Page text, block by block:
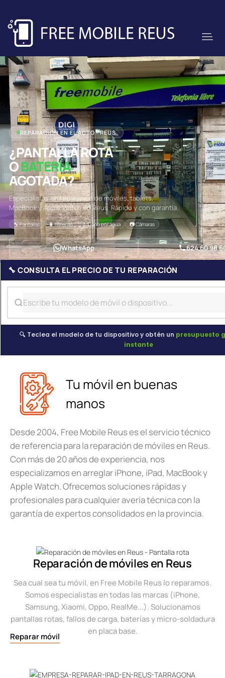
REPARACIÓN EN EL ACTO · REUS
¿PANTALLA ROTA
OBATERÍA
AGOTADA?
Especialistas en reparación de móviles, tablets,
MacBook y Apple Watch en Reus. Rápido y con garantía.
🔧 Pantallas 🔋 Baterías 💧 Daño por agua 📷 Cámaras
WhatsApp 624 60 98
🔧 CONSULTA EL PRECIO DE TU REPARACIÓN
🔍 Teclea el modelo de tu dispositivo y obtén un presupuesto
instante
Tu móvil en buenas
manos
Desde 2004, Free Mobile Reus es el servicio técnico
de referencia para la reparación de móviles en Reus.
Con más de 20 años de experiencia, nos
especializamos en arreglar iPhone, iPad, MacBook y
Apple Watch. Ofrecemos soluciones rápidas y
profesionales para cualquier avería técnica con la
garantía de expertos consolidados en la provincia.
Reparación de móviles en Reus
Sea cual sea tu móvil, en Free Mobile Reus lo reparamos.
Somos especialistas en todas las marcas (iPhone,
Samsung, Xiaomi, Oppo, RealMe...). Solucionamos
pantallas rotas, fallos de carga, baterías y micro-soldadura
en placa base.
Reparar móvil